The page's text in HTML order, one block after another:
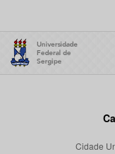
Cidade